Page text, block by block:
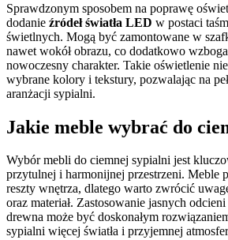
Sprawdzonym sposobem na poprawę
dodanie źródeł światła LED w postaci
świetlnych. Mogą być zamontowane w
nawet wokół obrazu, co dodatkowo
nowoczesny charakter. Takie oświetlenie
wybrane kolory i tekstury, pozwalając na
aranżacji sypialni.
Jakie meble wybrać do
Wybór mebli do ciemnej sypialni jest
przytulnej i harmonijnej przestrzeni. Meble
reszty wnętrza, dlatego warto zwrócić
oraz materiał. Zastosowanie jasnych
drewna może być doskonałym
sypialni więcej światła i przyjemnej